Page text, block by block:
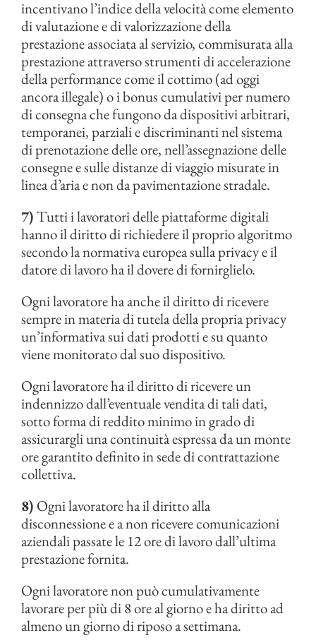
incentivano l’indice della velocità come elemento
di valutazione e di valorizzazione della
prestazione associata al servizio, commisurata alla
prestazione attraverso strumenti di accelerazione
della performance come il cottimo (ad oggi
ancora illegale) o i bonus cumulativi per numero
di consegna che fungono da dispositivi arbitrari,
temporanei, parziali e discriminanti nel sistema
di prenotazione delle ore, nell’assegnazione delle
consegne e sulle distanze di viaggio misurate in
linea d’aria e non da pavimentazione stradale.
7)Tutti i lavoratori delle piattaforme digitali
hanno il diritto di richiedere il proprio algoritmo
secondo la normativa europea sulla privacy e il
datore di lavoro ha il dovere di fornirglielo.
Ogni lavoratore ha anche il diritto di ricevere
sempre in materia di tutela della propria privacy
un’informativa sui dati prodotti e su quanto
viene monitorato dal suo dispositivo.
Ogni lavoratore ha il diritto di ricevere un
indennizzo dall’eventuale vendita di tali dati,
sotto forma di reddito minimo in grado di
assicurargli una continuità espressa da un monte
ore garantito definito in sede di contrattazione
collettiva.
8) Ogni lavoratore ha il diritto alla
disconnessione e a non ricevere comunicazioni
aziendali passate le 12 ore di lavoro dall’ultima
prestazione fornita.
Ogni lavoratore non può cumulativamente
lavorare per più di 8 ore al giorno e ha diritto ad
almeno un giorno di riposo a settimana.